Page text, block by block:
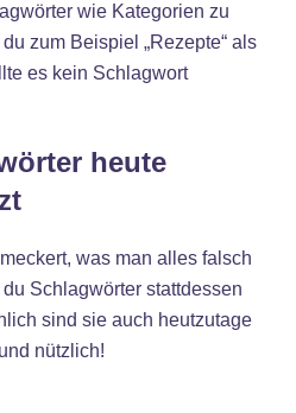
wie Kategorien zu
zum Beispiel „Rezepte“ als
es kein Schlagwort
heute
was man alles falsch
Schlagwörter stattdessen
sind sie auch heutzutage
nützlich!